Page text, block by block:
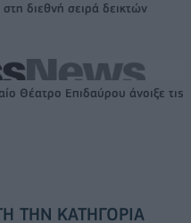
διεθνή σειρά δεικτών
Θέατρο Επιδαύρου άνοιξε τις
ΤΗΝ ΚΑΤΗΓΟΡΊΑ